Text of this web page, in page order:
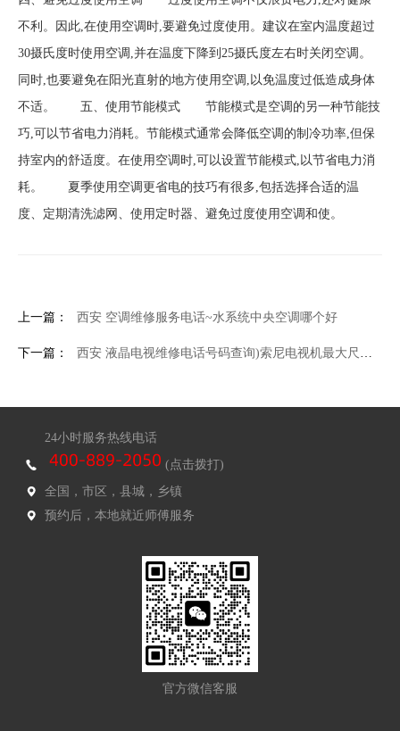
不利。因此,在使用空调时,要避免过度使用。建议在室内温度超过
30摄氏度时使用空调,并在温度下降到25摄氏度左右时关闭空调。
同时,也要避免在阳光直射的地方使用空调,以免温度过低造成身体
不适。 五、使用节能模式 节能模式是空调的另一种节能技
巧,可以节省电力消耗。节能模式通常会降低空调的制冷功率,但保
持室内的舒适度。在使用空调时,可以设置节能模式,以节省电力消
耗。 夏季使用空调更省电的技巧有很多,包括选择合适的温
度、定期清洗滤网、使用定时器、避免过度使用空调和使。
上一篇： 西安 空调维修服务电话~水系统中央空调哪个好
下一篇： 西安 液晶电视维修电话号码查询)索尼电视机最大尺寸是多少 索尼电视机最大尺寸介绍
24小时服务热线电话
(点击拨打)
全国，市区，县城，乡镇
预约后，本地就近师傅服务
官方微信客服